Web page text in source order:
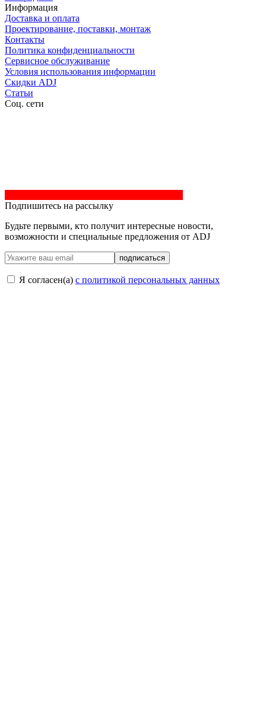
Информация
Доставка и оплата
Проектирование, поставки, монтаж
Контакты
Политика конфиденциальности
Сервисное обслуживание
Условия использования информации
Скидки ADJ
Статьи
Соц. сети
Подпишитесь на рассылку
Будьте первыми, кто получит интересные новости,
возможности и специальные предложения от ADJ
подписаться
Я согласен(a) с политикой персональных данных